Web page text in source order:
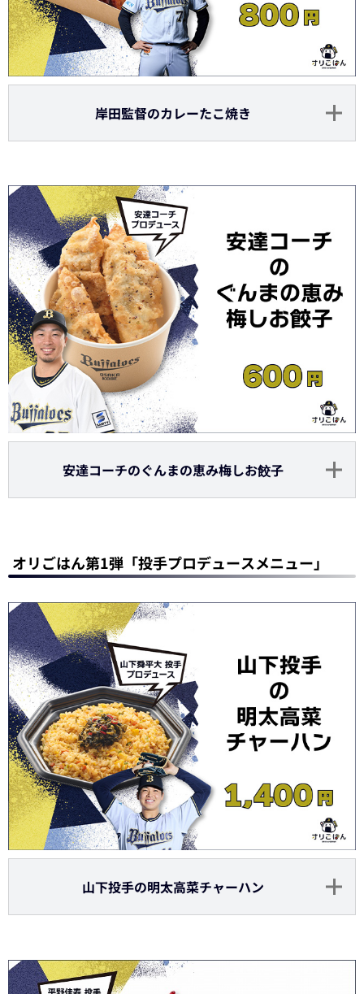
岸田監督のカレーたこ焼き
安達コーチのぐんまの恵み梅しお餃子
オリごはん第1弾「投手プロデュースメニュー」
山下投手の明太高菜チャーハン